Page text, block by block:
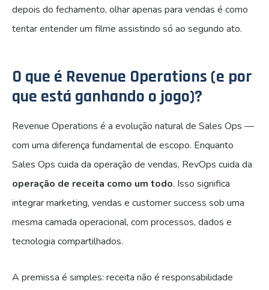
depois do fechamento, olhar apenas para vendas é como
tentar entender um filme assistindo só ao segundo ato.
O que é Revenue Operations (e por
que está ganhando o jogo)?
Revenue Operations é a evolução natural de Sales Ops —
com uma diferença fundamental de escopo. Enquanto
Sales Ops cuida da operação de vendas, RevOps cuida da
operação de receita como um todo. Isso significa
integrar marketing, vendas e customer success sob uma
mesma camada operacional, com processos, dados e
tecnologia compartilhados.
A premissa é simples: receita não é responsabilidade